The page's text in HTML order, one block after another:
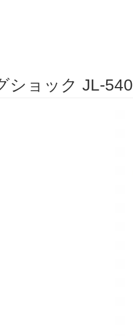
ショック JL-540